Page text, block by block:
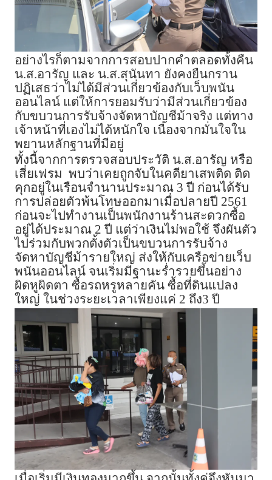
อย่างไรก็ตามจากการสอบปากคำตลอดทั้งคืน
น.ส.อารัญ และ น.ส.สุนันทา ยังคงยืนกราน
ปฏิเสธว่าไม่ได้มีส่วนเกี่ยวข้องกับเว็บพนัน
ออนไลน์ แต่ให้การยอมรับว่ามีส่วนเกี่ยวข้อง
กับขบวนการรับจ้างจัดหาบัญชีม้าจริง แต่ทาง
เจ้าหน้าที่เองไม่ได้หนักใจ เนื่องจากมั่นใจใน
พยานหลักฐานที่มีอยู่
ทั้งนี้จากการตรวจสอบประวัติ น.ส.อารัญ หรือ
เสี่ยเฟรม พบว่าเคยถูกจับในคดียาเสพติด ติด
คุกอยู่ในเรือนจำนานประมาณ 3 ปี ก่อนได้รับ
การปล่อยตัวพ้นโทษออกมาเมื่อปลายปี 2561
ก่อนจะไปทำงานเป็นพนักงานร้านสะดวกซื้อ
อยู่ได้ประมาณ 2 ปี แต่ว่าเงินไม่พอใช้ จึงผันตัว
ไปร่วมกับพวกตั้งตัวเป็นขบวนการรับจ้าง
จัดหาบัญชีม้ารายใหญ่ ส่งให้กับเครือข่ายเว็บ
พนันออนไลน์ จนเริ่มมีฐานะร่ำรวยขึ้นอย่าง
ผิดหูผิดตา ซื้อรถหรูหลายคัน ซื้อที่ดินแปลง
ใหญ่ ในช่วงระยะเวลาเพียงแค่ 2 ถึง3 ปี